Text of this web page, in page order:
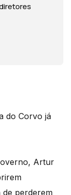
do Corvo já
Artur
de perderem